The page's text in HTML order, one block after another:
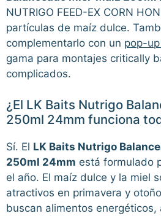
NUTRIGO FEED-EX CORN
partículas de maíz dulce.
complementarlo con un pop-
gama para montajes critically
complicados.
¿El LK Baits Nutrigo
250ml 24mm funciona
Sí. El LK Baits Nutrigo
250ml 24mm está formulado
el año. El maíz dulce y la miel
atractivos en primavera y
buscan alimentos energéticos,